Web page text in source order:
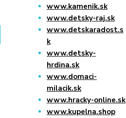
www.kamenik.sk
www.detsky-raj.sk
www.detskaradost.s
k
www.detsky-
hrdina.sk
www.domaci-
milacik.sk
www.hracky-online.sk
www.kupelna.shop